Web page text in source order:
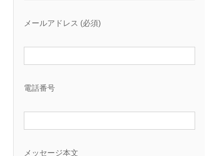
メールアドレス (必須)
電話番号
メッセージ本文